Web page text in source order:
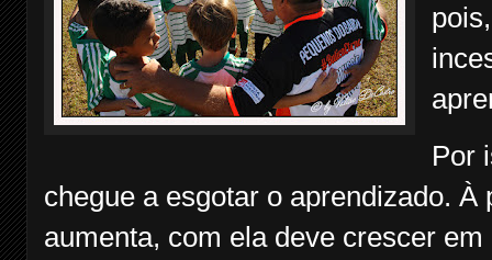
Por
chegue a esgotar o aprendizado.
aumenta, com ela deve crescer